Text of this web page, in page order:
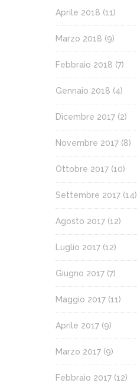
Aprile 2018 (11)
Marzo 2018 (9)
Febbraio 2018 (7)
Gennaio 2018 (4)
Dicembre 2017 (2)
Novembre 2017 (8)
Ottobre 2017 (10)
Settembre 2017 (14)
Agosto 2017 (12)
Luglio 2017 (12)
Giugno 2017 (7)
Maggio 2017 (11)
Aprile 2017 (9)
Marzo 2017 (9)
Febbraio 2017 (12)